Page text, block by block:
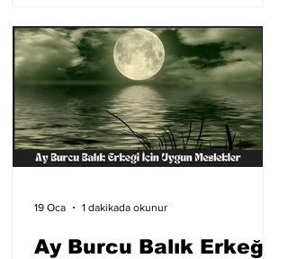
alanlarda doğal bir uyum gösterir.
Hemşirelik, ebe, sağlık personelliği,
sosyal hizmet çalışanlığı, danışm
Ay Burcu Balık Erkeği
19 Oca 1 dakikada okunur